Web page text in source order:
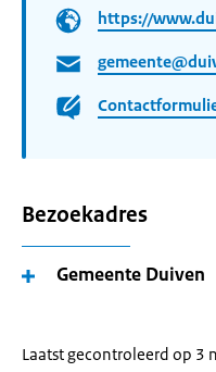
https://
Bezoekadres
Gemeente Duiven
Laatst gecontroleerd op 3